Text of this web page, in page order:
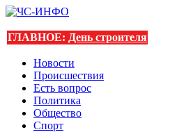
ГЛАВНОЕ: День строителя
Новости
Происшествия
Есть вопрос
Политика
Общество
Спорт